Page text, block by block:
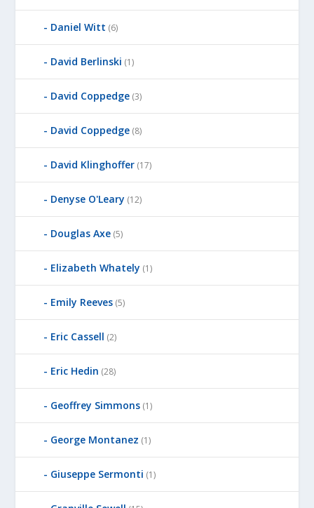
Daniel Witt (6)
David Berlinski (1)
David Coppedge (3)
David Coppedge (8)
David Klinghoffer (17)
Denyse O'Leary (12)
Douglas Axe (5)
Elizabeth Whately (1)
Emily Reeves (5)
Eric Cassell (2)
Eric Hedin (28)
Geoffrey Simmons (1)
George Montanez (1)
Giuseppe Sermonti (1)